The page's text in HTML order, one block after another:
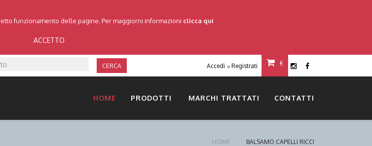
funzionamento delle pagine. Per maggiorni informazioni clicca qui
ACCETTO
CERCA Accedi o Registrati €
HOME PRODOTTI MARCHI TRATTATI CONTATTI
HOME BALSAMO CAPELLI RICCI